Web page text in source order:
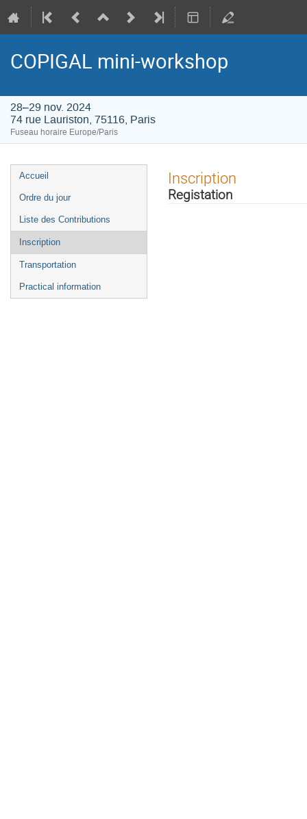
COPIGAL mini-workshop
28–29 nov. 2024
74 rue Lauriston, 75116, Paris
Fuseau horaire Europe/Paris
Menu
de
Accueil
Ordre du jour
Liste des Contributions
Inscription
Transportation
Practical information
Inscription
Registation